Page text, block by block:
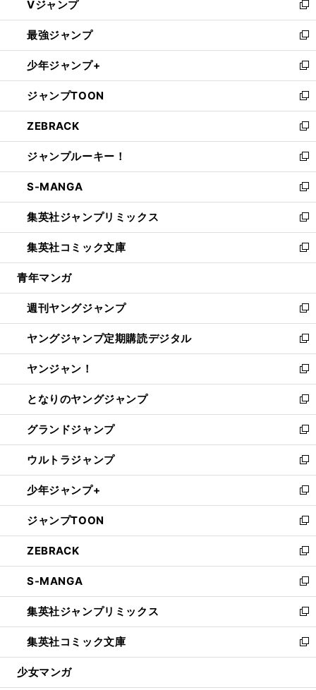
ィ
ン
ド
ウ
で
開
く
い
ウ
ィ
ン
ド
ウ
で
開
く
Vジャンプ
新
し
い
ウ
ィ
ン
ド
ウ
で
開
く
最強ジャンプ
新
し
い
ウ
ィ
ン
ド
ウ
で
開
く
少年ジャンプ+
新
し
い
ウ
ィ
ン
ド
ウ
で
開
く
ジャンプTOON
新
し
い
ウ
ィ
ン
ド
ウ
で
開
く
ZEBRACK
新
し
い
ウ
ィ
ン
ド
ウ
で
開
ジャンプルーキー！
新
し
い
ウ
ィ
ン
ド
ウ
開
く
S-MANGA
新
し
い
ウ
ィ
ン
ウ
で
開
く
集英社ジャンプリミックス
新
し
い
ウ
ン
ド
ウ
で
開
く
集英社コミック文庫
新
し
ウ
ィ
ン
ド
ウ
で
開
く
青年マンガ
週刊ヤングジャンプ
新
し
い
ウ
ィ
ン
ド
ウ
で
開
く
ヤングジャンプ定期購読デジタル
新
し
い
ウ
ィ
ン
ド
ウ
で
開
く
ヤンジャン！
新
し
い
ウ
ィ
ン
ド
ウ
で
開
く
となりのヤングジャンプ
新
し
い
ウ
ィ
ン
ド
ウ
で
開
く
グランドジャンプ
新
し
い
ウ
ィ
ン
ド
ウ
で
開
く
ウルトラジャンプ
新
し
い
ウ
ィ
ン
ド
ウ
で
開
く
少年ジャンプ+
新
し
い
ウ
ィ
ン
ド
ウ
で
開
く
ジャンプTOON
新
し
い
ウ
ィ
ン
ド
ウ
で
開
ZEBRACK
新
し
い
ウ
ィ
ン
ド
ウ
開
S-MANGA
新
し
い
ウ
ィ
ン
集英社ジャンプリミックス
新
し
い
ウ
集英社コミック文庫
新
し
少女マンガ